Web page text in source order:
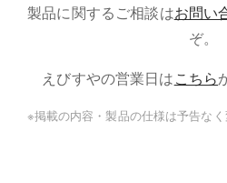
製品に関するご相談はお問い
ぞ。
えびすやの営業日はこちら
※掲載の内容・製品の仕様は予告なく